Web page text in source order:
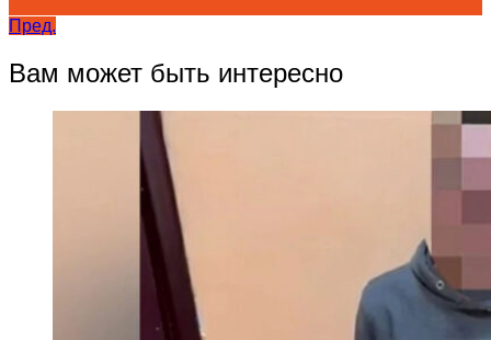
Пред.
Вам может быть интересно